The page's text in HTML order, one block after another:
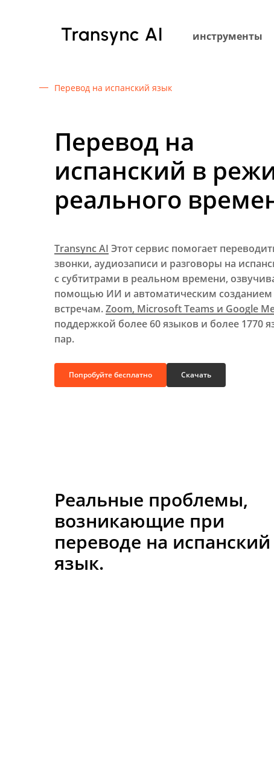
инструменты
Перевод на испанский язык
Перевод на
испанский в
реального
Transync AI Этот сервис помогает
звонки, аудиозаписи и разговоры на
с субтитрами в реальном времени,
помощью ИИ и автоматическим созданием
встречам.Zoom, Microsoft Teams и Google
поддержкой более 60 языков и более 1770
пар.
Попробуйте бесплатно Скачать
Реальные проблемы,
возникающие при
переводе на испанский
язык.